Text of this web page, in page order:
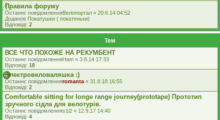
Правила форуму
Останнє повідомленняВелопортал « 20.6.14 04:52
Доданов Покатушки ( покатеньки)
Відповіді: 2
Тем
ВСЕ ЧТО ПОХОЖЕ НА РЕКУМБЕНТ
Останнє повідомленняHam « 3.8.14 17:33
Відповіді: 18
Электровеловаляшка :)
Останнє повідомленняromanta « 31.8.18 16:55
Відповіді: 2
Comfortable sitting for longe range journey(prototape) Прототип
зручного сідла для велотурів.
Останнє повідомленняs1l2 « 12.9.17 14:40
Відповіді: 4